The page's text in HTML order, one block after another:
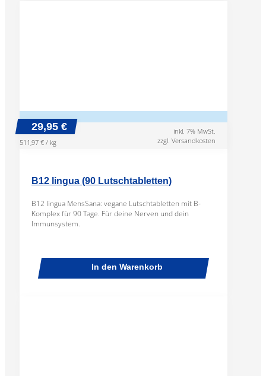
29,95 €
511,97 € / kg
inkl. 7% MwSt.
zzgl. Versandkosten
B12 lingua (90 Lutschtabletten)
B12 lingua MensSana: vegane Lutschtabletten mit B-
Komplex für 90 Tage. Für deine Nerven und dein
Immunsystem.
In den Warenkorb